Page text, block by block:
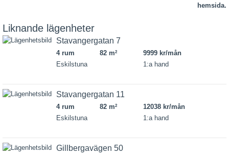
hemsida.
Liknande lägenheter
Stavangergatan 7
4 rum 82 m2
9999 kr/mån
Eskilstuna
1:a hand
Stavangergatan 11
4 rum 82 m2
12038 kr/mån
Eskilstuna
1:a hand
Gillbergavägen 50